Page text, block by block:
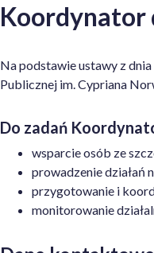
Koordynator
Na podstawie ustawy z
Publicznej im. Cypriana
Do zadań
wsparcie osób ze
prowadzenie działań
przygotowanie i
monitorowanie